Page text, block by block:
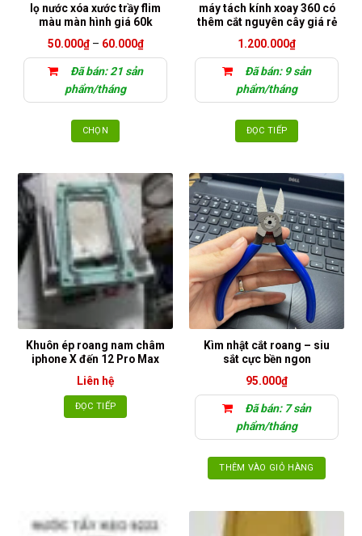
lọ nước xóa xước trầy flim
màu màn hình giá 60k
50.000₫ – 60.000₫Khoảng
giá:
50.000₫
Đã bán: 21 sản
phẩm/tháng
CHỌN
này
có
nhiều
biến
thể.
Các
tùy
chọn
được
trên
trang
sản
máy tách kính xoay 360 có
thêm cắt nguyên cây giá rẻ
1.200.000₫
Đã bán: 9 sản
phẩm/tháng
ĐỌC TIẾP
Khuôn ép roang nam châm
iphone X đến 12 Pro Max
Liên hệ
ĐỌC TIẾP
Kìm nhật cắt roang – siu
sắt cực bền ngon
95.000₫
Đã bán: 7 sản
phẩm/tháng
THÊM VÀO GIỎ HÀNG